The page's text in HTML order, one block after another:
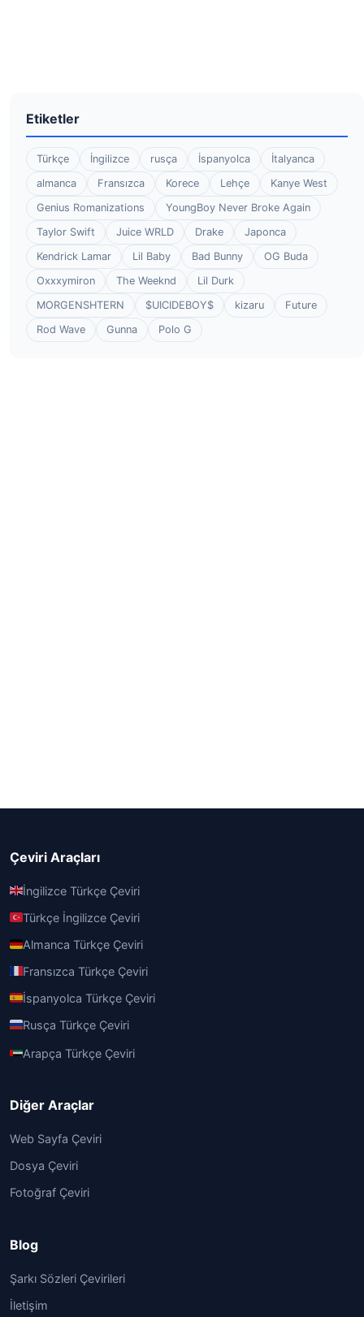
Etiketler
Türkçe İngilizce rusça İspanyolca
İtalyanca
almanca
Fransızca Korece Lehçe
Kanye West
Genius Romanizations
YoungBoy Never Broke Again
Taylor Swift
Juice WRLD Drake
Japonca
Kendrick Lamar
Lil Baby Bad Bunny
OG Buda
Oxxxymiron
The Weeknd
Lil Durk
MORGENSHTERN
$UICIDEBOY$ kizaru
Future
Rod Wave
Gunna Polo G
Çeviri Araçları
İngilizce Türkçe Çeviri
Türkçe İngilizce Çeviri
Almanca Türkçe Çeviri
Fransızca Türkçe Çeviri
İspanyolca Türkçe Çeviri
Rusça Türkçe Çeviri
Arapça Türkçe Çeviri
Diğer Araçlar
Web Sayfa Çeviri
Dosya Çeviri
Fotoğraf Çeviri
Blog
Şarkı Sözleri Çevirileri
İletişim